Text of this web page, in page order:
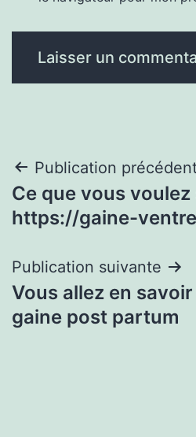
Navigation
de
Publication
Ce que vous
https://gaine-
Publication suivante
Vous allez en
gaine post partum